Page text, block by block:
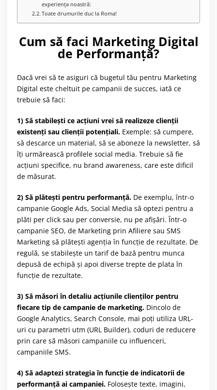
experiența noastră:
Toate drumurile duc la Roma!
Cum să faci Marketing Digital
de Performanță?
Dacă vrei să te asiguri că bugetul tău pentru Marketing
Digital este cheltuit pe campanii de succes, iată ce
trebuie să faci:
1) Să stabilești ce acțiuni vrei să realizeze clienții
existenți sau clienții potențiali. Exemple: să cumpere,
să descarce un material, să se aboneze la newsletter, să
îți urmărească profilele social media. Trebuie să fie
acțiuni specifice, nu brand awareness, care este dificil
de măsurat.
2) Să plătești pentru performanță. De exemplu, într-o
campanie Google Ads, Social Media să optezi pentru a
plăti per click sau per conversie, nu pe afișări. Într-o
campanie SEO, de Marketing prin Afiliere sau SMS
Marketing să plătești agenția în funcție de rezultate. De
regulă, se stabilește un tarif de bază pentru munca
depusă de echipă și apoi diverse trepte de plata în
funcție de rezultate.
3) Să măsori în detaliu acțiunile clienților pentru
fiecare tip de campanie de marketing. Dincolo de
Google Analytics, Search Console, mai poți utiliza URL-
uri cu parametri utm (URL Builder), coduri de reducere
prin care să măsori campaniile cu influenceri,
campaniile SMS.
4) Să adaptezi strategia în funcție de indicatorii de
performanță ai campaniei. Folosește texte, imagini,